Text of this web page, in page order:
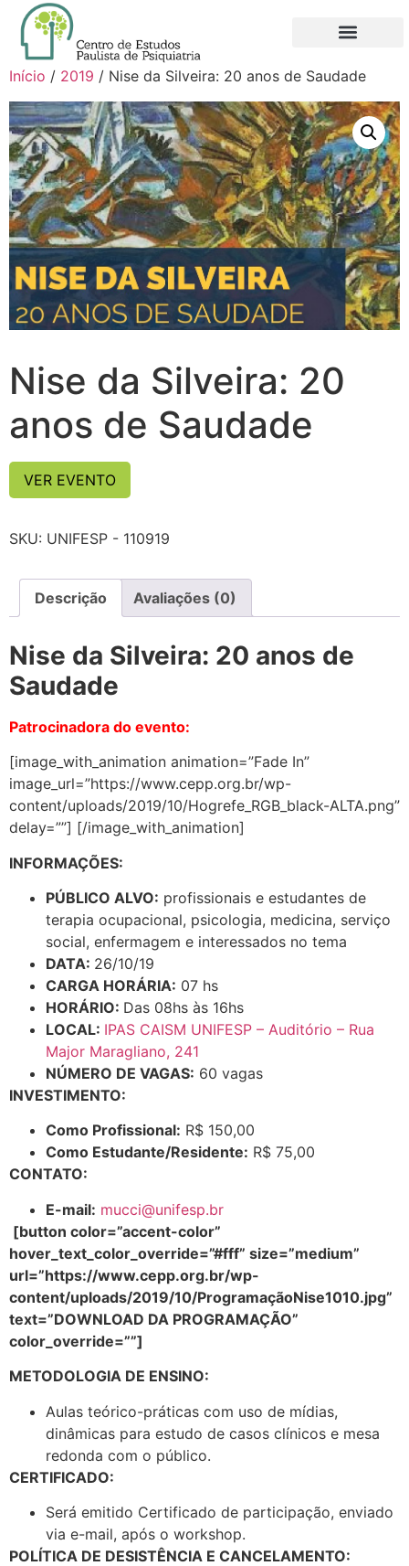
Início / 2019 / Nise da Silveira: 20 anos de Saudade
Nise da Silveira: 20
anos de Saudade
VER EVENTO
SKU: UNIFESP - 110919
Descrição Avaliações (0)
Nise da Silveira: 20 anos de
Saudade
Patrocinadora do evento:
[image_with_animation animation=”Fade In”
image_url=”https://www.cepp.org.br/wp-
content/uploads/2019/10/Hogrefe_RGB_black-ALTA.png”
delay=””] [/image_with_animation]
INFORMAÇÕES:
PÚBLICO ALVO: profissionais e estudantes de
terapia ocupacional, psicologia, medicina, serviço
social, enfermagem e interessados no tema
DATA: 26/10/19
CARGA HORÁRIA: 07 hs
HORÁRIO: Das 08hs às 16hs
LOCAL: IPAS CAISM UNIFESP – Auditório – Rua
Major Maragliano, 241
NÚMERO DE VAGAS: 60 vagas
INVESTIMENTO:
Como Profissional: R$ 150,00
Como Estudante/Residente: R$ 75,00
CONTATO:
E-mail: mucci@unifesp.br
[button color=”accent-color”
hover_text_color_override=”#fff” size=”medium”
url=”https://www.cepp.org.br/wp-
content/uploads/2019/10/ProgramaçãoNise1010.jpg”
text=”DOWNLOAD DA PROGRAMAÇÃO”
color_override=””]
METODOLOGIA DE ENSINO:
Aulas teórico-práticas com uso de mídias,
dinâmicas para estudo de casos clínicos e mesa
redonda com o público.
CERTIFICADO:
Será emitido Certificado de participação, enviado
via e-mail, após o workshop.
POLÍTICA DE DESISTÊNCIA E CANCELAMENTO: